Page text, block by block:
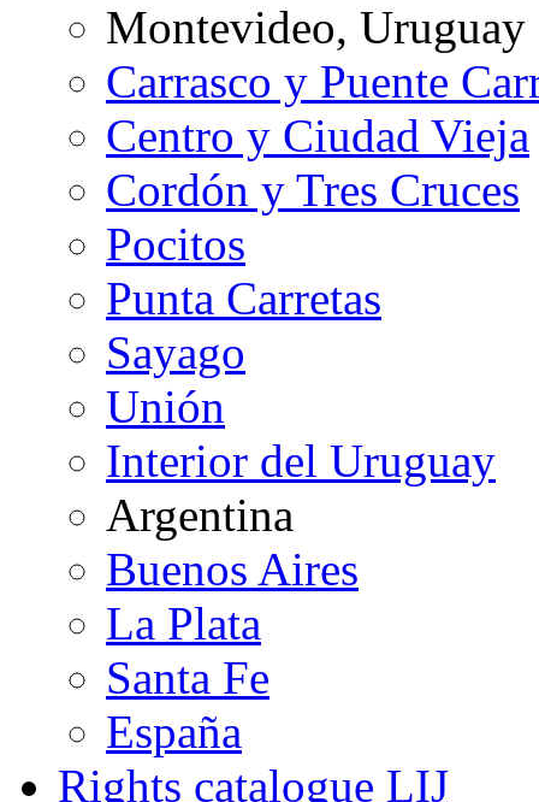
Montevideo, Uruguay
Carrasco y Puente
Centro y Ciudad Vieja
Cordón y Tres Cruces
Pocitos
Punta Carretas
Sayago
Unión
Interior del Uruguay
Argentina
Buenos Aires
La Plata
Santa Fe
España
Rights catalogue LIJ